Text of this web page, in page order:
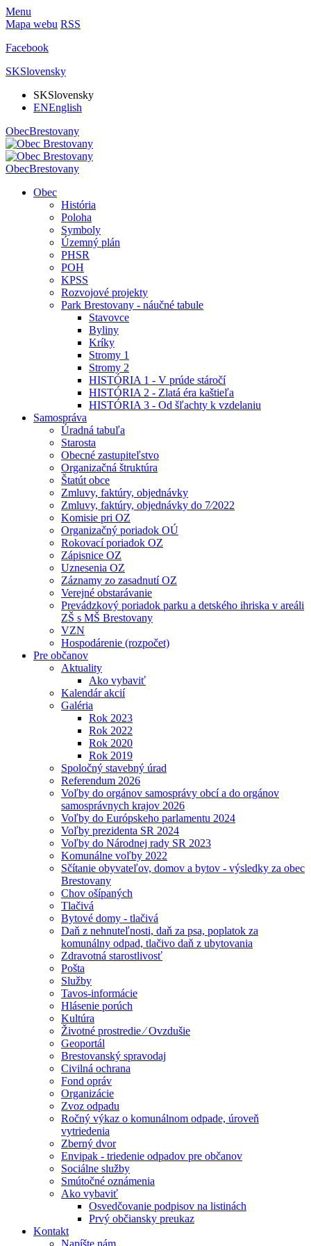
Menu
Mapa webu RSS
Facebook
SKSlovensky
SKSlovensky
ENEnglish
ObecBrestovany
ObecBrestovany
Obec
História
Poloha
Symboly
Územný plán
PHSR
POH
KPSS
Rozvojové projekty
Park Brestovany - náučné tabule
Stavovce
Byliny
Kríky
Stromy 1
Stromy 2
HISTÓRIA 1 - V prúde stáročí
HISTÓRIA 2 - Zlatá éra kaštieľa
HISTÓRIA 3 - Od šľachty k vzdelaniu
Samospráva
Úradná tabuľa
Starosta
Obecné zastupiteľstvo
Organizačná štruktúra
Štatút obce
Zmluvy, faktúry, objednávky
Zmluvy, faktúry, objednávky do 7⁄2022
Komisie pri OZ
Organizačný poriadok OÚ
Rokovací poriadok OZ
Zápisnice OZ
Uznesenia OZ
Záznamy zo zasadnutí OZ
Verejné obstarávanie
Prevádzkový poriadok parku a detského ihriska v areáli
ZŠ s MŠ Brestovany
VZN
Hospodárenie (rozpočet)
Pre občanov
Aktuality
Ako vybaviť
Kalendár akcií
Galéria
Rok 2023
Rok 2022
Rok 2020
Rok 2019
Spoločný stavebný úrad
Referendum 2026
Voľby do orgánov samosprávy obcí a do orgánov
samosprávnych krajov 2026
Voľby do Európskeho parlamentu 2024
Voľby prezidenta SR 2024
Voľby do Národnej rady SR 2023
Komunálne voľby 2022
Sčítanie obyvateľov, domov a bytov - výsledky za obec
Brestovany
Chov ošípaných
Tlačivá
Bytové domy - tlačivá
Daň z nehnuteľnosti, daň za psa, poplatok za
komunálny odpad, tlačivo daň z ubytovania
Zdravotná starostlivosť
Pošta
Služby
Tavos-informácie
Hlásenie porúch
Kultúra
Životné prostredie ⁄ Ovzdušie
Geoportál
Brestovanský spravodaj
Civilná ochrana
Fond opráv
Organizácie
Zvoz odpadu
Ročný výkaz o komunálnom odpade, úroveň
vytriedenia
Zberný dvor
Envipak - triedenie odpadov pre občanov
Sociálne služby
Smútočné oznámenia
Ako vybaviť
Osvedčovanie podpisov na listinách
Prvý občiansky preukaz
Kontakt
Napíšte nám